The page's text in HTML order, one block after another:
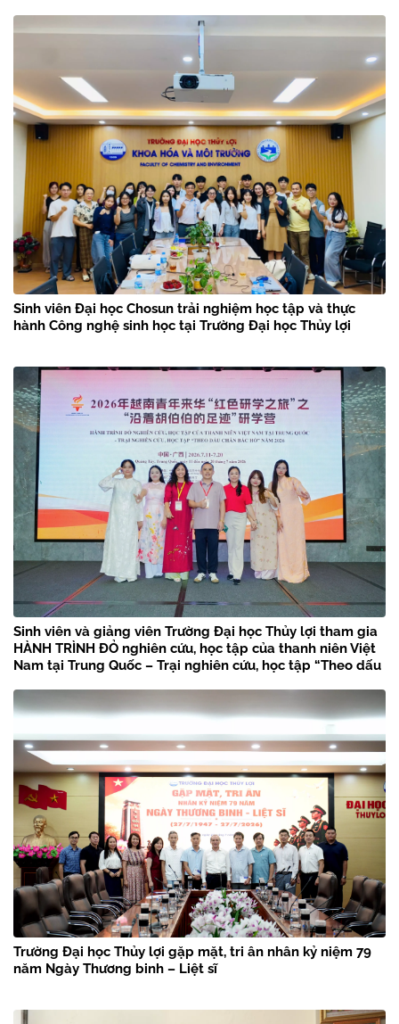
Sinh viên Đại học Chosun trải nghiệm học tập và thực
hành Công nghệ sinh học tại Trường Đại học Thủy lợi
Sinh viên và giảng viên Trường Đại học Thủy lợi tham gia
HÀNH TRÌNH ĐỎ nghiên cứu, học tập của thanh niên Việt
Nam tại Trung Quốc – Trại nghiên cứu, học tập “Theo dấu
Trường Đại học Thủy lợi gặp mặt, tri ân nhân kỷ niệm 79
năm Ngày Thương binh – Liệt sĩ